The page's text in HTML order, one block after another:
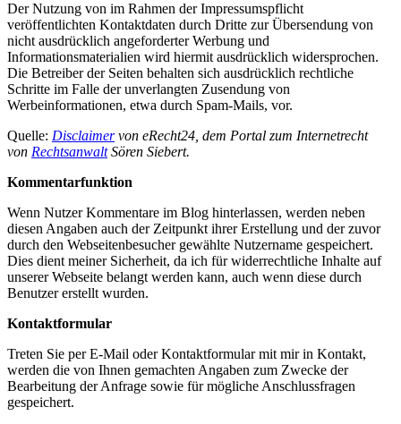
Der Nutzung von im Rahmen der Impressumspflicht
veröffentlichten Kontaktdaten durch Dritte zur Übersendung von
nicht ausdrücklich angeforderter Werbung und
Informationsmaterialien wird hiermit ausdrücklich widersprochen.
Die Betreiber der Seiten behalten sich ausdrücklich rechtliche
Schritte im Falle der unverlangten Zusendung von
Werbeinformationen, etwa durch Spam-Mails, vor.
Quelle: Disclaimervon eRecht24, dem Portal zum Internetrecht
von RechtsanwaltSören Siebert.
Kommentarfunktion
Wenn Nutzer Kommentare im Blog hinterlassen, werden neben
diesen Angaben auch der Zeitpunkt ihrer Erstellung und der zuvor
durch den Webseitenbesucher gewählte Nutzername gespeichert.
Dies dient meiner Sicherheit, da ich für widerrechtliche Inhalte auf
unserer Webseite belangt werden kann, auch wenn diese durch
Benutzer erstellt wurden.
Kontaktformular
Treten Sie per E-Mail oder Kontaktformular mit mir in Kontakt,
werden die von Ihnen gemachten Angaben zum Zwecke der
Bearbeitung der Anfrage sowie für mögliche Anschlussfragen
gespeichert.